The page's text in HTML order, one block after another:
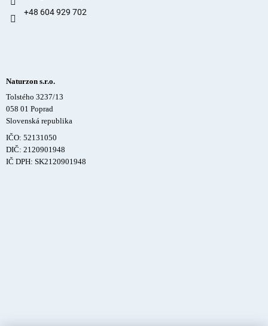
+48 604 929 702
Naturzon s.r.o.
Tolstého 3237/13
058 01 Poprad
Slovenská republika
IČO: 52131050
DIČ: 2120901948
IČ DPH: SK2120901948